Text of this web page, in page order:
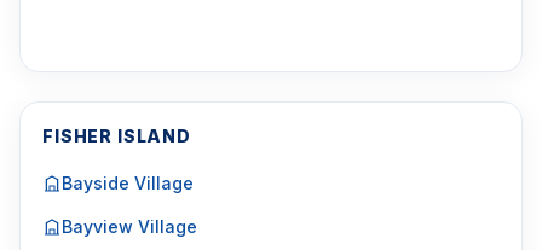
FISHER ISLAND
Bayside Village
Bayview Village